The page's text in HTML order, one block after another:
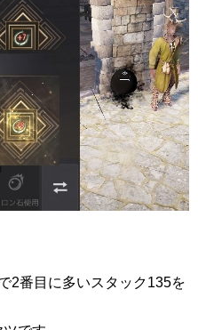
2番目に多いスタック135を